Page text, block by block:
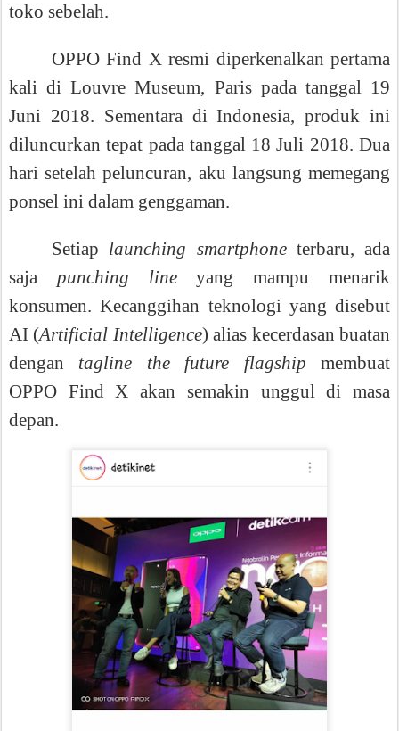
toko sebelah.
OPPO Find X resmi diperkenalkan pertama
kali di Louvre Museum, Paris pada tanggal 19
Juni 2018. Sementara di Indonesia, produk ini
diluncurkan tepat pada tanggal 18 Juli 2018. Dua
hari setelah peluncuran, aku langsung memegang
ponsel ini dalam genggaman.
Setiap launching smartphoneterbaru, ada
saja punching lineyang mampu menarik
konsumen. Kecanggihan teknologi yang disebut
AI (Artificial Intelligence) alias kecerdasan buatan
dengan tagline the future flagship membuat
OPPO Find X akan semakin unggul di masa
depan.